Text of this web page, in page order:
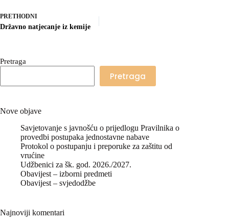
PRETHODNI
Državno natjecanje iz kemije
Pretraga
Pretraga
Nove objave
Savjetovanje s javnošću o prijedlogu Pravilnika o
provedbi postupaka jednostavne nabave
Protokol o postupanju i preporuke za zaštitu od
vrućine
Udžbenici za šk. god. 2026./2027.
Obavijest – izborni predmeti
Obavijest – svjedodžbe
Najnoviji komentari